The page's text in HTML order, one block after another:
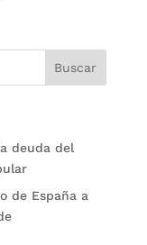
deuda del
de España a